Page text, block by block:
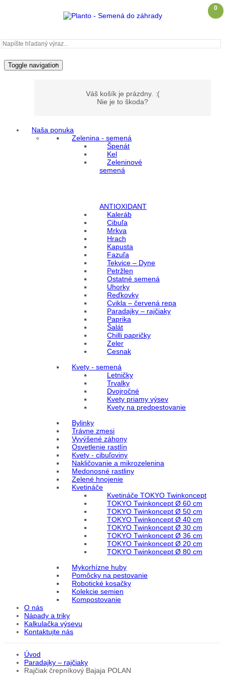
Toggle navigation
0
Váš košík je prázdny. :(
Nie je to škoda?
Naša ponuka
Zelenina - semená
Špenát
Kel
Zeleninové
semená
ANTIOXIDANT
Kaleráb
Cibuľa
Mrkva
Hrach
Kapusta
Fazuľa
Tekvice – Dyne
Petržlen
Ostatné semená
Uhorky
Reďkovky
Cvikla – červená repa
Paradajky – rajčiaky
Paprika
Šalát
Chilli papričky
Zeler
Cesnak
Kvety - semená
Letničky
Trvalky
Dvojročné
Kvety priamy výsev
Kvety na predpestovanie
Bylinky
Trávne zmesi
Vyvýšené záhony
Osvetlenie rastlín
Kvety - cibuľoviny
Nakličovanie a mikrozelenina
Medonosné rastliny
Zelené hnojenie
Kvetináče
Kvetináče TOKYO Twinkoncept
TOKYO Twinkoncept Ø 60 cm
TOKYO Twinkoncept Ø 50 cm
TOKYO Twinkoncept Ø 40 cm
TOKYO Twinkoncept Ø 30 cm
TOKYO Twinkoncept Ø 36 cm
TOKYO Twinkoncept Ø 20 cm
TOKYO Twinkoncept Ø 80 cm
Mykorhízne huby
Pomôcky na pestovanie
Robotické kosačky
Kolekcie semien
Kompostovanie
O nás
Nápady a triky
Kalkulačka výsevu
Kontaktujte nás
Úvod
Paradajky – rajčiaky
Rajčiak črepníkový Bajaja POLAN